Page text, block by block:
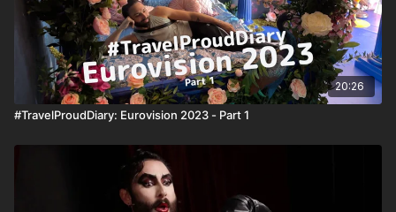
20:26
#TravelProudDiary: Eurovision 2023 - Part 1